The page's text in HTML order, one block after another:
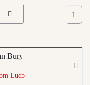
1
Bury
Ludo